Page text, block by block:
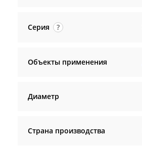
Серия ?
Объекты применения
Диаметр
Страна производства